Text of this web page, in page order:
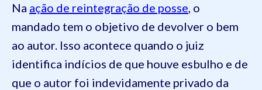
Na ação de reintegração de posse, o
mandado tem o objetivo de devolver o bem
ao autor. Isso acontece quando o juiz
identifica indícios de que houve esbulho e de
que o autor foi indevidamente privado da